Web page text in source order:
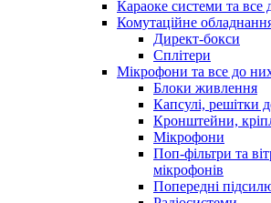
Караоке системи та все
Комутаційне
Директ-бокси
Сплітери
Мікрофони та все до
Блоки живлення
Капсулі, решітки
Кронштейни,
Мікрофони
Поп-фільтри та
мікрофонів
Попередні